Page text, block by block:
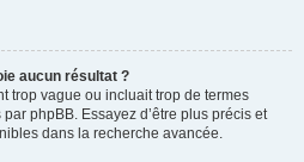
aucun résultat ?
trop vague ou incluait trop de termes
phpBB. Essayez d’être plus précis et
dans la recherche avancée.